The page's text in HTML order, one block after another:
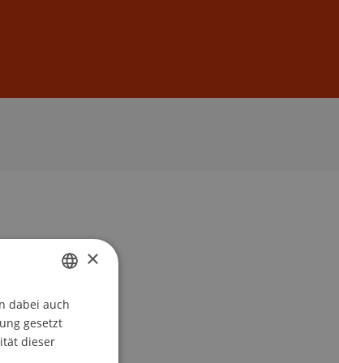
GERMAN
ENGLISH
×
dabei auch
gesetzt
dieser